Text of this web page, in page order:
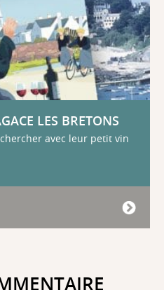
LES BRETONS
chercher avec leur petit vin